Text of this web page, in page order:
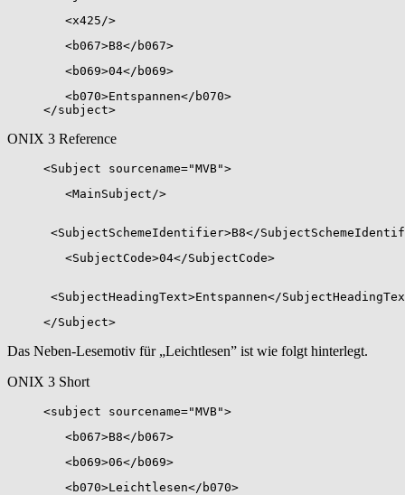
<x425/>
<b067>B8</b067>
<b069>04</b069>
<b070>Entspannen</b070>
</subject>
ONIX 3 Reference
<Subject sourcename="MVB">
<MainSubject/>
<SubjectSchemeIdentifier>B8</
<SubjectCode>04</SubjectCode>
<SubjectHeadingText>Entspannen</
</Subject>
Das Neben-Lesemotiv für „Leichtlesen” ist wie folgt hinterlegt.
ONIX 3 Short
<subject sourcename="MVB">
<b067>B8</b067>
<b069>06</b069>
<b070>Leichtlesen</b070>